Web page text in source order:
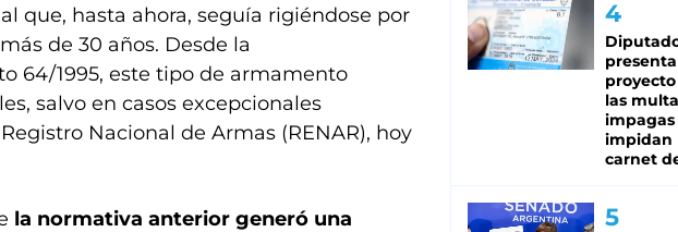
que, hasta ahora, seguía rigiéndose por
de 30 años. Desde la
64/1995, este tipo de armamento
salvo en casos excepcionales
Nacional de Armas (RENAR), hoy
la normativa anterior generó una
las
impagas
impidan
carnet